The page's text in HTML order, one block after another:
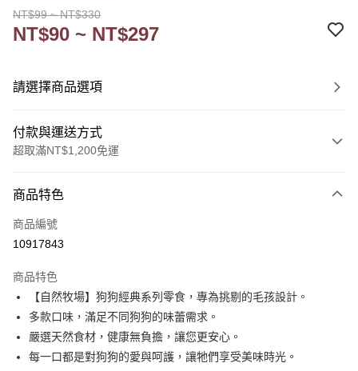
NT$99 ~ NT$330
NT$90 ~ NT$297
請選擇商品選項
付款與運送方式
超取滿NT$1,200免運
信用卡一次付款
信用卡分期付款
合作金庫商業銀行
華南商業銀行
彰化商業銀行
上海商業儲蓄銀行
台北富邦商業銀行
國泰世華商業銀行
兆豐國際商業銀行
臺灣中小企業銀行
台中商業銀行
6 期 0 利率 每期
華南商業銀行
彰化商業銀行
上海商業儲蓄銀行
台北富邦商業銀行
國泰世華商業銀行
兆豐國際商業銀行
12 期 0 利率 每期NT$7 21家銀行
合作金庫商業銀行
第一商業銀行
上海商業儲蓄銀行
台北富邦商業銀行
24 期 0 利率 每期NT$3
合作金庫商業銀行
第一商業銀行
超商取貨付款
商品特色
商品編號
10917843
商品特色
【自然牧場】狗狗經典系列零食，專為挑剔的毛孩設計。
多款口味，滿足不同狗狗的味蕾需求。
嚴選天然食材，健康無負擔，讓您更安心。
每一口都是對狗狗的愛與呵護，讓牠們享受美味時光。